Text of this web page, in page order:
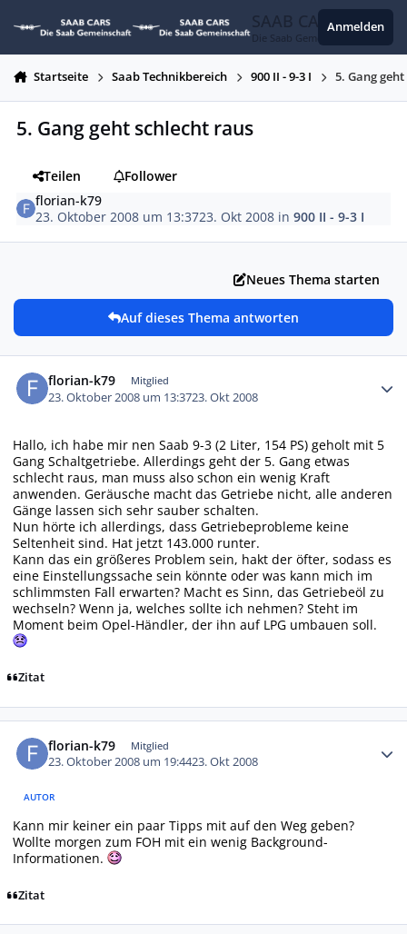
SAAB CARS
Die Saab Gemeinschaft
Anmelden
Startseite Saab Technikbereich 900 II - 9-3 I 5. Gang
5. Gang geht schlecht raus
Teilen
Follower
florian-k79
23. Oktober 2008 um 13:3723. Okt 2008 in900 II - 9-3 I
Neues Thema starten
Auf dieses Thema antworten
florian-k79 Mitglied
23. Oktober 2008 um 13:3723. Okt 2008
Hallo, ich habe mir nen Saab 9-3 (2 Liter, 154 PS) geholt mit 5
Gang Schaltgetriebe. Allerdings geht der 5. Gang etwas
schlecht raus, man muss also schon ein wenig Kraft
anwenden. Geräusche macht das Getriebe nicht, alle anderen
Gänge lassen sich sehr sauber schalten.
Nun hörte ich allerdings, dass Getriebeprobleme keine
Seltenheit sind. Hat jetzt 143.000 runter.
Kann das ein größeres Problem sein, hakt der öfter, sodass es
eine Einstellungssache sein könnte oder was kann mich im
schlimmsten Fall erwarten? Macht es Sinn, das Getriebeöl zu
wechseln? Wenn ja, welches sollte ich nehmen? Steht im
Moment beim Opel-Händler, der ihn auf LPG umbauen soll.
Zitat
florian-k79 Mitglied
23. Oktober 2008 um 19:4423. Okt 2008
AUTOR
Kann mir keiner ein paar Tipps mit auf den Weg geben?
Wollte morgen zum FOH mit ein wenig Background-
Informationen.
Zitat